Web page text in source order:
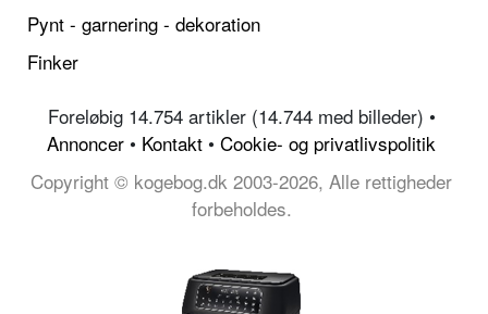
Pynt - garnering - dekoration
Finker
Foreløbig 14.754 artikler (14.744 med billeder) •
Annoncer • Kontakt • Cookie- og privatlivspolitik
Copyright © kogebog.dk 2003-2026, Alle rettigheder
forbeholdes.